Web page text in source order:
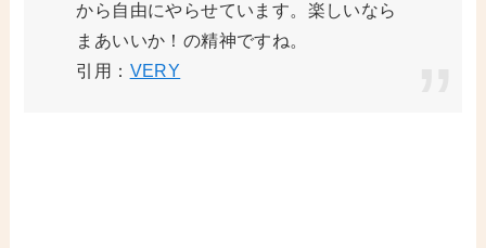
から自由にやらせています。楽しいなら
まあいいか！の精神ですね。
引用： VERY